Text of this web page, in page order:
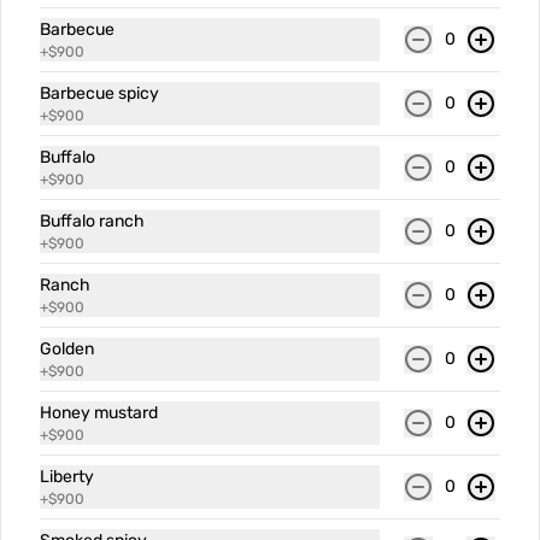
Ver más
Alioli
$900
Barbecue
$900
Barbecue
+$900
0
Barbecue spicy
+$900
0
Buffalo
+$900
0
Buffalo ranch
+$900
0
Ranch
+$900
0
Golden
+$900
0
Honey mustard
+$900
0
Liberty
+$900
0